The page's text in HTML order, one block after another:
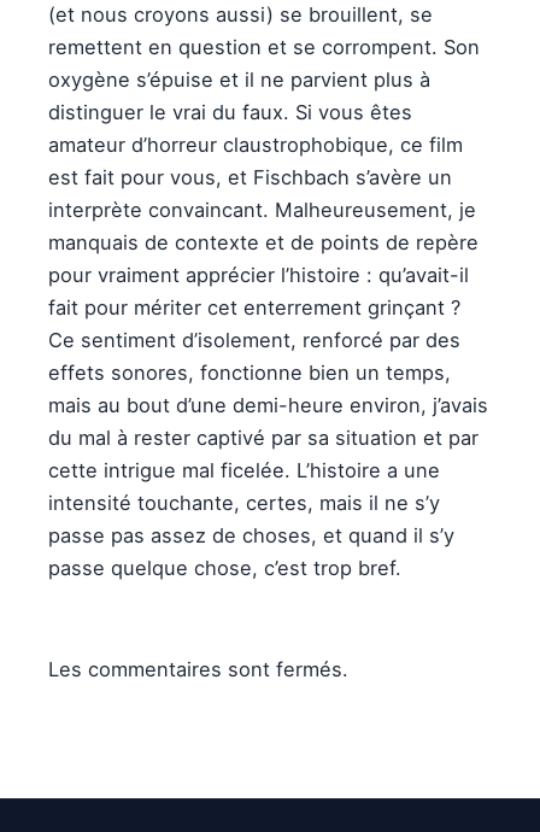
(et nous croyons aussi) se brouillent, se
remettent en question et se corrompent. Son
oxygène s’épuise et il ne parvient plus à
distinguer le vrai du faux. Si vous êtes
amateur d’horreur claustrophobique, ce film
est fait pour vous, et Fischbach s’avère un
interprète convaincant. Malheureusement, je
manquais de contexte et de points de repère
pour vraiment apprécier l’histoire : qu’avait-il
fait pour mériter cet enterrement grinçant ?
Ce sentiment d’isolement, renforcé par des
effets sonores, fonctionne bien un temps,
mais au bout d’une demi-heure environ, j’avais
du mal à rester captivé par sa situation et par
cette intrigue mal ficelée. L’histoire a une
intensité touchante, certes, mais il ne s’y
passe pas assez de choses, et quand il s’y
passe quelque chose, c’est trop bref.
Les commentaires sont fermés.